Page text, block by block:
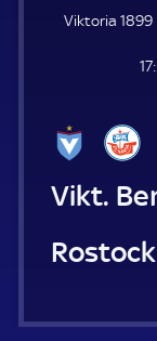
Viktoria 1899
Viktoria
FC